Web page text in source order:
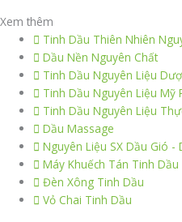
Xem thêm
Tinh Dầu Thiên Nhiên
Dầu Nền Nguyên Chất
Tinh Dầu Nguyên Liệu
Tinh Dầu Nguyên Liệu Mỹ
Tinh Dầu Nguyên Liệu
Dầu Massage
Nguyên Liệu SX Dầu Gió
Máy Khuếch Tán Tinh Dầu
Đèn Xông Tinh Dầu
Vỏ Chai Tinh Dầu